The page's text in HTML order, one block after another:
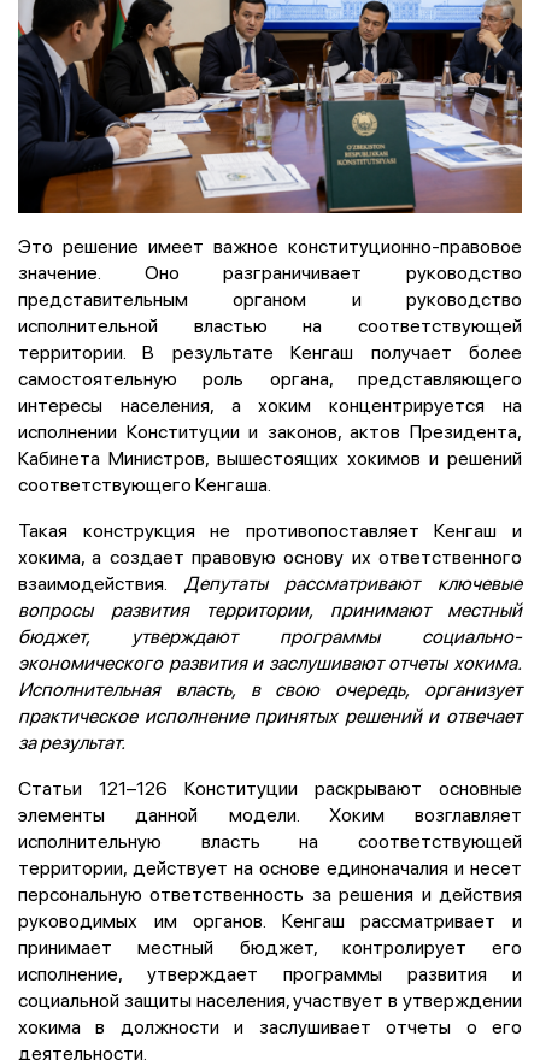
Это решение имеет важное конституционно-правовое
значение. Оно разграничивает руководство
представительным органом и руководство
исполнительной властью на соответствующей
территории. В результате Кенгаш получает более
самостоятельную роль органа, представляющего
интересы населения, а хоким концентрируется на
исполнении Конституции и законов, актов Президента,
Кабинета Министров, вышестоящих хокимов и решений
соответствующего Кенгаша.
Такая конструкция не противопоставляет Кенгаш и
хокима, а создает правовую основу их ответственного
взаимодействия. Депутаты рассматривают ключевые
вопросы развития территории, принимают местный
бюджет, утверждают программы социально-
экономического развития и заслушивают отчеты хокима.
Исполнительная власть, в свою очередь, организует
практическое исполнение принятых решений и отвечает
за результат.
Статьи 121–126 Конституции раскрывают основные
элементы данной модели. Хоким возглавляет
исполнительную власть на соответствующей
территории, действует на основе единоначалия и несет
персональную ответственность за решения и действия
руководимых им органов. Кенгаш рассматривает и
принимает местный бюджет, контролирует его
исполнение, утверждает программы развития и
социальной защиты населения, участвует в утверждении
хокима в должности и заслушивает отчеты о его
деятельности.